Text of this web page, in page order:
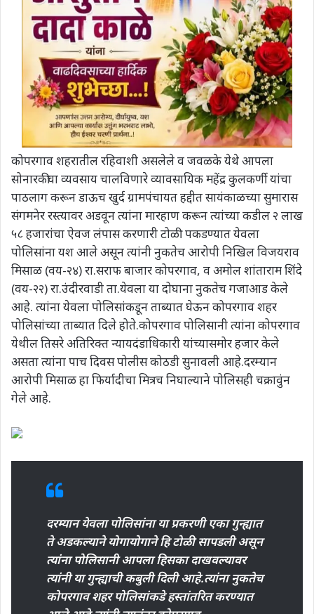
कोपरगाव शहरातील रहिवाशी असलेले व जवळके येथे आपला
सोनारकीचा व्यवसाय चालविणारे व्यावसायिक महेंद्र कुलकर्णी यांचा
पाठलाग करून डाऊच खुर्द ग्रामपंचायत हद्दीत सायंकाळच्या सुमारास
संगमनेर रस्त्यावर अडवून त्यांना मारहाण करून त्यांच्या कडील २ लाख
५८ हजारांचा ऐवज लंपास करणारी टोळी पकडण्यात येवला
पोलिसांना यश आले असून त्यांनी नुकतेच आरोपी निखिल विजयराव
मिसाळ (वय-२४) रा.सराफ बाजार कोपरगाव, व अमोल शांताराम शिंदे
(वय-२२) रा.उंदीरवाडी ता.येवला या दोघाना नुकतेच गजाआड केले
आहे. त्यांना येवला पोलिसांकडून ताब्यात घेऊन कोपरगाव शहर
पोलिसांच्या ताब्यात दिले होते.कोपरगाव पोलिसानी त्यांना कोपरगाव
येथील तिसरे अतिरिक्त न्यायदंडाधिकारी यांच्यासमोर हजार केले
असता त्यांना पाच दिवस पोलीस कोठडी सुनावली आहे.दरम्यान
आरोपी मिसाळ हा फिर्यादीचा मित्रच निघाल्याने पोलिसही चक्रावुंन
गेले आहे.
दरम्यान येवला पोलिसांना या प्रकरणी एका गुन्ह्यात
ते अडकल्याने योगायोगाने हि टोळी सापडली असून
त्यांना पोलिसानी आपला हिसका दाखवल्यावर
त्यांनी या गुन्ह्याची कबुली दिली आहे.त्यांना नुकतेच
कोपरगाव शहर पोलिसांकडे हस्तांतरित करण्यात